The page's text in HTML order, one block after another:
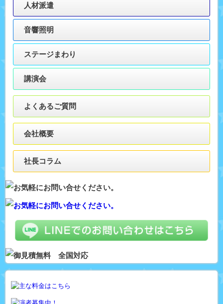
人材派遣
音響照明
ステージまわり
講演会
よくあるご質問
会社概要
社長コラム